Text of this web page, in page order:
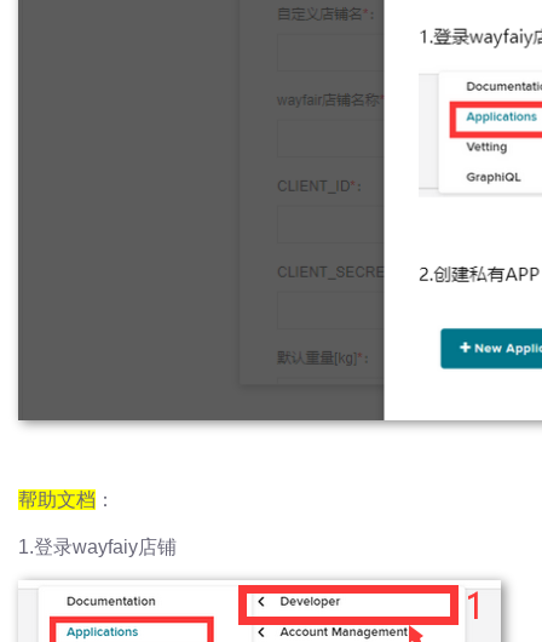
帮助文档 ：
1.登录wayfaiy店铺